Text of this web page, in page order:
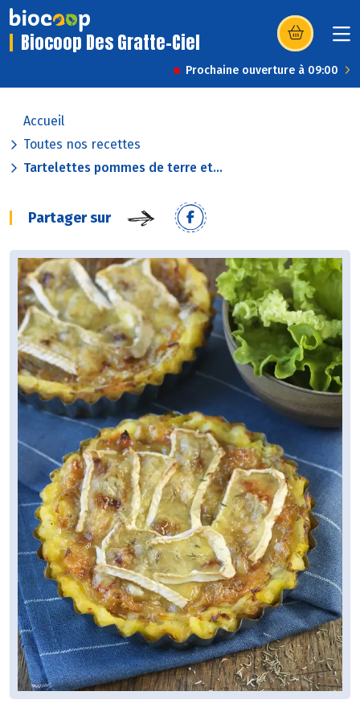
Biocoop Des Gratte-Ciel (s’ouvre dans
Prochaine ouverture à 09:00
Accueil
Toutes nos recettes
Tartelettes pommes de terre et...
Partager sur